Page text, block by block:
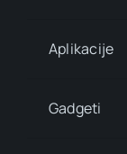
Aplikacije
Gadgeti